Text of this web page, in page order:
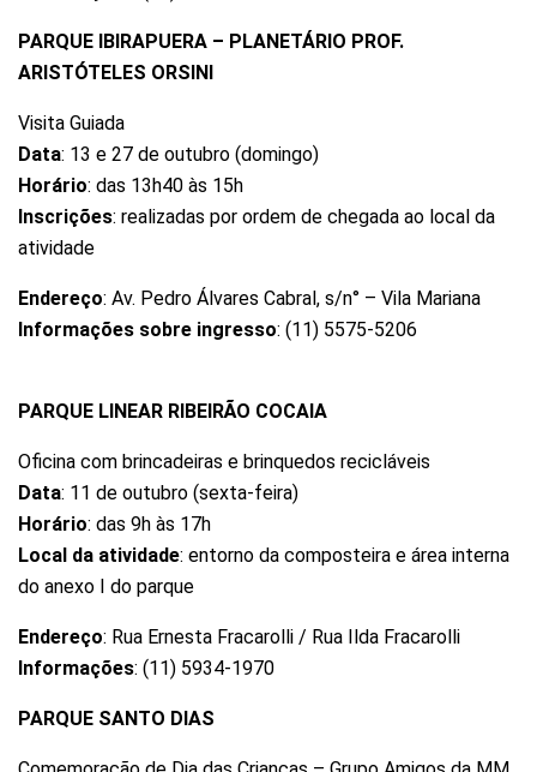
PARQUE IBIRAPUERA – PLANETÁRIO PROF.
ARISTÓTELES ORSINI
Visita Guiada
Data: 13 e 27 de outubro (domingo)
Horário: das 13h40 às 15h
Inscrições: realizadas por ordem de chegada ao local da
atividade
Endereço: Av. Pedro Álvares Cabral, s/n° – Vila Mariana
Informações sobre ingresso: (11) 5575-5206
PARQUE LINEAR RIBEIRÃO COCAIA
Oficina com brincadeiras e brinquedos recicláveis
Data: 11 de outubro (sexta-feira)
Horário: das 9h às 17h
Local da atividade: entorno da composteira e área interna
do anexo I do parque
Endereço: Rua Ernesta Fracarolli / Rua Ilda Fracarolli
Informações: (11) 5934-1970
PARQUE SANTO DIAS